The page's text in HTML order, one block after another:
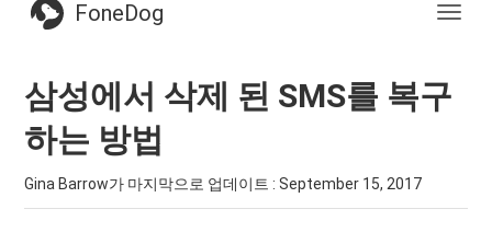
전
FoneDog
삼성에서 삭제 된 SMS를 복구
하는 방법
Gina Barrow가 마지막으로 업데이트 :September 15, 2017